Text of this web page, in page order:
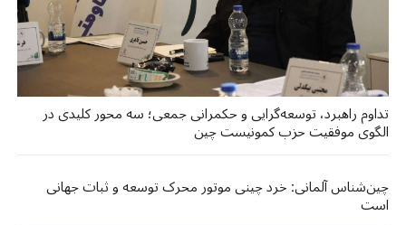
تداوم راهبرد، توسعه‌گرایی و حکمرانی جمعی؛ سه محور کلیدی در
الگوی موفقیت حزب کمونیست چین
چین‌شناس آلمانی: خرد چینی موتور محرک توسعه و ثبات جهانی
است